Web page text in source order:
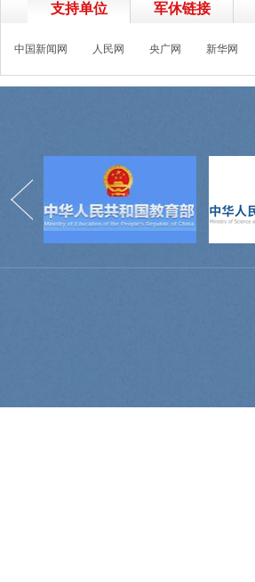
支持单位 军休链接
中国新闻网 人民网 央广网 新华网